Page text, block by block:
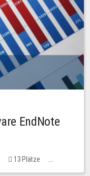
EndNote
13 Plätze